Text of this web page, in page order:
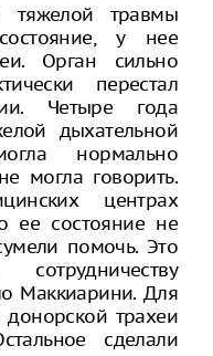
тяжелой травмы
у нее
Орган сильно
перестал
Четыре года
дыхательной
нормально
могла говорить.
центрах
ее состояние не
помочь. Это
Маккиарини. Для
трахеи
сделали